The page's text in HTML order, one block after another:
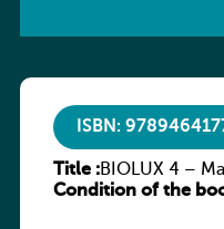
ISBN:
Title :BIOLUX 4 –
Condition of the